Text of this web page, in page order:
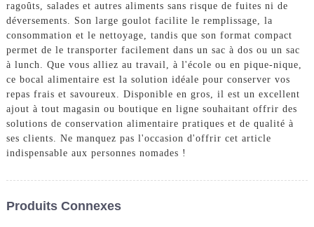
ragoûts, salades et autres aliments sans risque de fuites ni de
déversements. Son large goulot facilite le remplissage, la
consommation et le nettoyage, tandis que son format compact
permet de le transporter facilement dans un sac à dos ou un sac
à lunch. Que vous alliez au travail, à l'école ou en pique-nique,
ce bocal alimentaire est la solution idéale pour conserver vos
repas frais et savoureux. Disponible en gros, il est un excellent
ajout à tout magasin ou boutique en ligne souhaitant offrir des
solutions de conservation alimentaire pratiques et de qualité à
ses clients. Ne manquez pas l'occasion d'offrir cet article
indispensable aux personnes nomades !
Produits Connexes